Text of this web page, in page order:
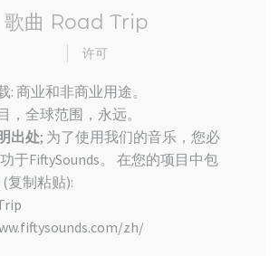
歌曲 Road Trip
许可
: 商业和非商业用途。
，全球范围，永远。
出处; 为了使用我们的音乐，您必
于FiftySounds。 在您的项目中包
复制粘贴):
zh/